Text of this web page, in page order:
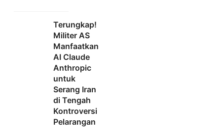
Terungkap!
Militer AS
Manfaatkan
AI Claude
Anthropic
untuk
Serang Iran
di Tengah
Kontroversi
Pelarangan